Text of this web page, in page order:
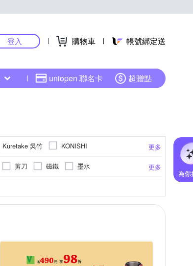
登入 購物車 帳號綁定送
uniopen 聯名卡 超贈點
更多
Kuretake 吳竹
KONISHI
PAPERLINE
PaperOne
更多
剪刀 磁鐵
墨水
服務鈴 書擋 卡通商品